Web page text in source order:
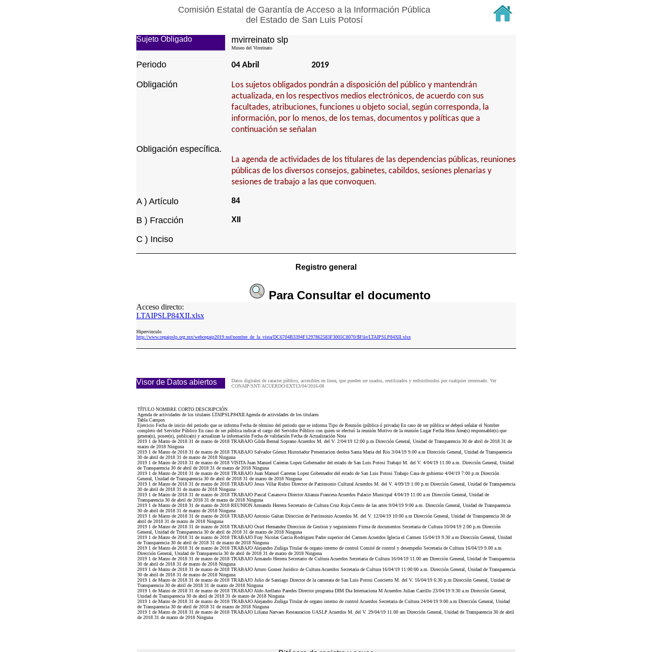
Comisión Estatal de Garantía de Acceso a la Información Pública
del Estado de San Luis Potosí
Sujeto Obligado mvirreinato slp
Museo del Virreinato
Periodo 04 Abril 2019
Obligación
Los sujetos obligados pondrán a disposición del público y mantendrán
actualizada, en los respectivos medios electrónicos, de acuerdo con sus
facultades, atribuciones, funciones u objeto social, según corresponda, la
información, por lo menos, de los temas, documentos y políticas que a
continuación se señalan
Obligación específica.
La agenda de actividades de los titulares de las dependencias públicas, reuniones
públicas de los diversos consejos, gabinetes, cabildos, sesiones plenarias y
sesiones de trabajo a las que convoquen.
A ) Artículo 84
B ) Fracción XII
C ) Inciso
Registro general
Para Consultarel documento
Acceso directo:
LTAIPSLP84XII.xlsx
Hipervinculo
http://www.cegaipslp.org.mx/webcegaip2019.nsf/nombre_de_la_vista/DC6704B3394F1297862583F3005C8070/$File/LTAIPSLP84XII.xlsx
Visor de Datos abiertos
Datos digitales de caracter público, accesibles en linea, que pueden ser usados, reutilizados y redistribuidos por cualquier interesado. Ver
CONAIP/SNT/ACUERDO/EXT13/04/2016-08
TÍTULO NOMBRE CORTO DESCRIPCIÓN
Agenda de actividades de los titulares LTAIPSLP84XII Agenda de actividades de los titulares
Tabla Campos
Ejercicio Fecha de inicio del periodo que se informa Fecha de término del periodo que se informa Tipo de Reunión (pública ó privada) En caso de ser pública se deberá señalar el Nombre
completo del Servidor Público En caso de ser pública indicar el cargo del Servidor Público con quien se efectuó la reunión Motivo de la reunión Lugar Fecha Hora Área(s) responsable(s) que
genera(n), posee(n), publica(n) y actualizan la información Fecha de validación Fecha de Actualización Nota
2019 1 de Marzo de 2018 31 de marzo de 2018 TRABAJO Gilda Bernal Soprano Acuerdos M. del V. 2/04/19 12:00 p.m Dirección General, Unidad de Transparencia 30 de abril de 2018 31 de
marzo de 2018 Ninguna
2019 1 de Marzo de 2018 31 de marzo de 2018 TRABAJO Salvador Gómez Historiador Presentacion deobra Santa Maria del Rio 3/04/19 9.00 a.m Dirección General, Unidad de Transparencia
30 de abril de 2018 31 de marzo de 2018 Ninguna
2019 1 de Marzo de 2018 31 de marzo de 2018 VISITA Juan Manuel Carreras Lopez Gobernador del estado de San Luis Potosi Trabajo M. del V. 4/04/19 11.00 a.m. Dirección General, Unidad
de Transparencia 30 de abril de 2018 31 de marzo de 2018 Ninguna
2019 1 de Marzo de 2018 31 de marzo de 2018 TRABAJO Juan Manuel Carreras Lopez Gobernador del estado de San Luis Potosi Trabajo Casa de gobierno 4/04/19 7:00 p.m Dirección
General, Unidad de Transparencia 30 de abril de 2018 31 de marzo de 2018 Ninguna
2019 1 de Marzo de 2018 31 de marzo de 2018 TRABAJO Jesus Villar Rubio Director de Patrimonio Cultural Acuerdos M. del V. 4/09/19 1:00 p.m Dirección General, Unidad de Transparencia
30 de abril de 2018 31 de marzo de 2018 Ninguna
2019 1 de Marzo de 2018 31 de marzo de 2018 TRABAJO Pascal Casanova Director Alianza Francesa Acuerdos Palacio Municipal 4/04/19 11:00 a.m Dirección General, Unidad de
Transparencia 30 de abril de 2018 31 de marzo de 2018 Ninguna
2019 1 de Marzo de 2018 31 de marzo de 2018 REUNION Armando Herrera Secretario de Cultura Cruz Roja Centro de las artes 9/04/19 9:00 a.m. Dirección General, Unidad de Transparencia
30 de abril de 2018 31 de marzo de 2018 Ninguna
2019 1 de Marzo de 2018 31 de marzo de 2018 TRABAJO Antonio Gaitan Direccion de Patrimonio Acuerdos M. del V. 12/04/19 10:00 a.m Dirección General, Unidad de Transparencia 30 de
abril de 2018 31 de marzo de 2018 Ninguna
2019 1 de Marzo de 2018 31 de marzo de 2018 TRABAJO Osiel Hernandez Direccion de Gestion y seguimiento Firma de documentos Secretaria de Cultura 10/04/19 2:00 p.m Dirección
General, Unidad de Transparencia 30 de abril de 2018 31 de marzo de 2018 Ninguna
2019 1 de Marzo de 2018 31 de marzo de 2018 TRABAJO Fray Nicolas Garcia Rodriguez Padre superior del Carmen Acuerdos Iglecia el Carmen 15/04/19 9.30 a.m Dirección General, Unidad
de Transparencia 30 de abril de 2018 31 de marzo de 2018 Ninguna
2019 1 de Marzo de 2018 31 de marzo de 2018 TRABAJO Alejandro Zuñiga Titular de organo interno de control Comité de control y desempeño Secretaria de Cultura 16/04/19 9.00 a.m
Dirección General, Unidad de Transparencia 30 de abril de 2018 31 de marzo de 2018 Ninguna
2019 1 de Marzo de 2018 31 de marzo de 2018 TRABAJO Armando Herrera Secretario de Cultura Acuerdos Secretaria de Cultura 16/04/19 11.00 am Dirección General, Unidad de Transparencia
30 de abril de 2018 31 de marzo de 2018 Ninguna
2019 1 de Marzo de 2018 31 de marzo de 2018 TRABAJO Arturo Gomez Juridico de Cultura Acuerdos Secretaria de Cultura 16/04/19 11:00:00 a.m. Dirección General, Unidad de Transparencia
30 de abril de 2018 31 de marzo de 2018 Ninguna
2019 1 de Marzo de 2018 31 de marzo de 2018 TRABAJO Julio de Santiago Director de la camerata de San Luis Potosi Concierto M. del V. 16/04/19 6:30 p.m Dirección General, Unidad de
Transparencia 30 de abril de 2018 31 de marzo de 2018 Ninguna
2019 1 de Marzo de 2018 31 de marzo de 2018 TRABAJO Aldo Arellano Paredes Director programa DIM Dia Internaciona M Acuerdos Julian Carrillo 23/04/19 9:30 a.m Dirección General,
Unidad de Transparencia 30 de abril de 2018 31 de marzo de 2018 Ninguna
2019 1 de Marzo de 2018 31 de marzo de 2018 TRABAJO Alejandro Zuñiga Titular de organo interno de control Acuerdos Secretaria de Cultura 24/04/19 9:00 a.m Dirección General, Unidad
de Transparencia 30 de abril de 2018 31 de marzo de 2018 Ninguna
2019 1 de Marzo de 2018 31 de marzo de 2018 TRABAJO Liliana Narvaes Restauracion UASLP Acuerdos M. del V. 29/04/19 11.00 am Dirección General, Unidad de Transparencia 30 de abril
de 2018 31 de marzo de 2018 Ninguna